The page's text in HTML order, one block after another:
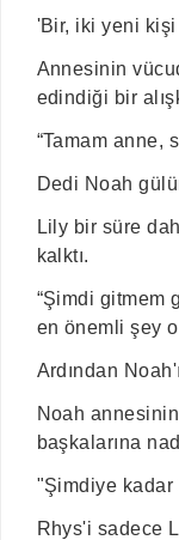
'Bir, iki yeni
Annesinin
edindiği bir
“Tamam anne,
Dedi Noah
Lily bir süre
kalktı.
“Şimdi gitmem
en önemli şey
Ardından
Noah
başkalarına
"Şimdiye kadar
Rhys'i sadece